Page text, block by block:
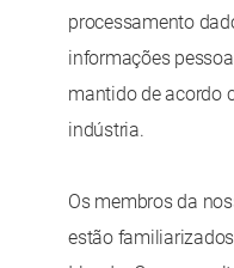
processamento
informações
mantido de acordo
indústria.
Os membros da
estão